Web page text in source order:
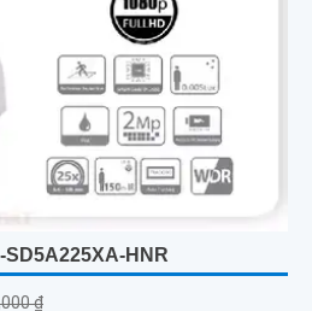
HNR
₫